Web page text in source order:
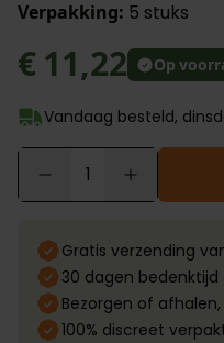
Verpakking: 5 stuks
€ 11,22 Op
Vandaag besteld,
Gratis verzending
30 dagen
Bezorgen of
100% discreet